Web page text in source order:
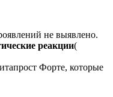
не выявлено.
реакции(
Форте, которые